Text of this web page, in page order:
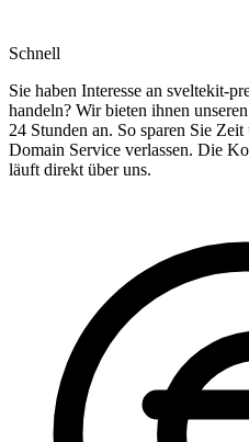
Schnell
Sie haben Interesse an sveltekit-
handeln? Wir bieten ihnen
24 Stunden an. So sparen Sie
Domain Service verlassen. Die
läuft direkt über uns.